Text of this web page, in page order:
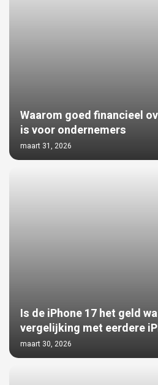
Waarom goed financieel
is voor ondernemers
maart 31, 2026
Is de iPhone 17 het geld
vergelijking met eerdere
maart 30, 2026